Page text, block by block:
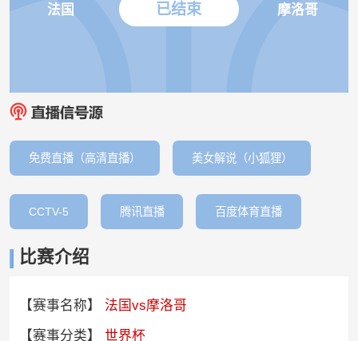
法国 已结束 摩洛哥
免费直播（高清直播） 美女解说（小狐狸）
CCTV-5 腾讯直播 百度体育直播
比赛介绍
【赛事名称】
法国vs摩洛哥
【赛事分类】
世界杯